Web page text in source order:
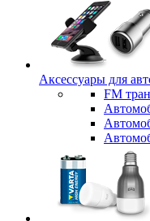
Аксессуары для
FM